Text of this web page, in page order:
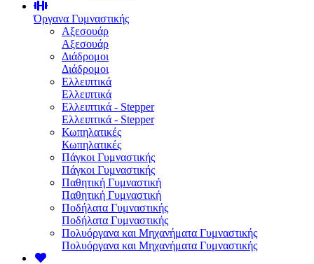
Όργανα Γυμναστικής
Αξεσουάρ
Αξεσουάρ
Διάδρομοι
Διάδρομοι
Ελλειπτικά
Ελλειπτικά
Ελλειπτικά - Stepper
Ελλειπτικά - Stepper
Κωπηλατικές
Κωπηλατικές
Πάγκοι Γυμναστικής
Πάγκοι Γυμναστικής
Παθητική Γυμναστική
Παθητική Γυμναστική
Ποδήλατα Γυμναστικής
Ποδήλατα Γυμναστικής
Πολυόργανα και Μηχανήματα Γυμναστικής
Πολυόργανα και Μηχανήματα Γυμναστικής